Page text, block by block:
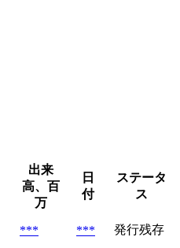
出来
高、百
万
日
付
ステータ
ス
*** ***
発行残存